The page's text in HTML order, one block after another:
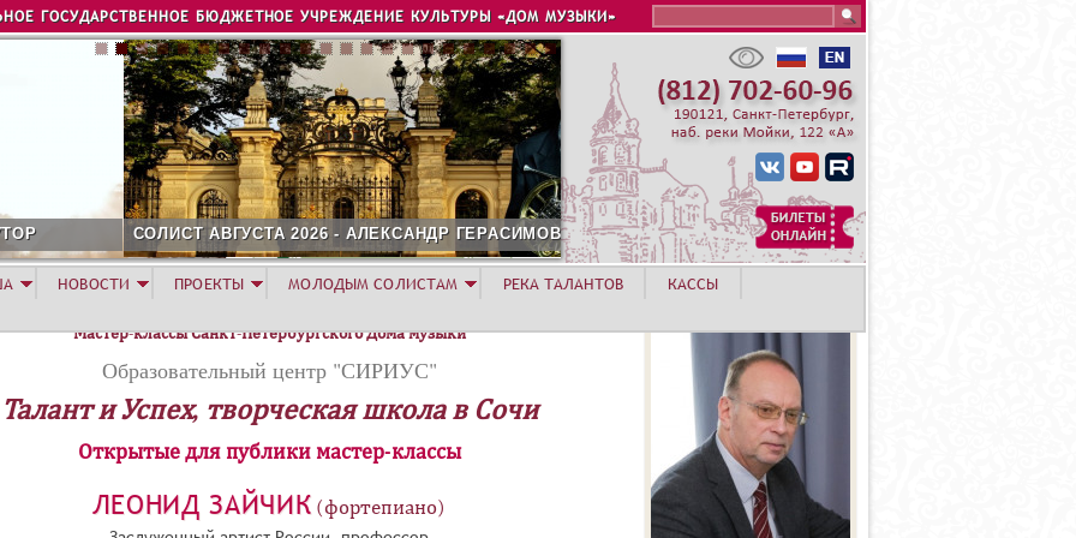
Jump to navigation
ГОСУДАРСТВЕННОЕ БЮДЖЕТНОЕ УЧРЕЖДЕНИЕ КУЛЬТУРЫ «ДОМ МУЗЫКИ»
АВГУСТА 2026 - АЛЕКСАНДР ГЕРАСИМОВ
Мастер-классы Санкт-Петербургского Дома музыки
Образовательный центр "СИРИУС"
Талант и Успех, творческая школа в Сочи
Открытые для публики мастер-классы
ЛЕОНИД ЗАЙЧИК (фортепиано)
НОВОСТИ ПРОЕКТЫ МОЛОДЫМ СОЛИСТАМ РЕКА ТАЛАНТОВ КАССЫ